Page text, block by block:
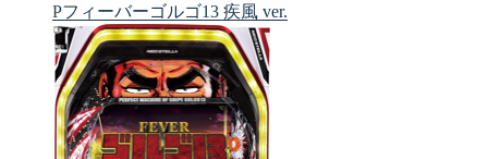
Pフィーバーゴルゴ13 疾風 ver.